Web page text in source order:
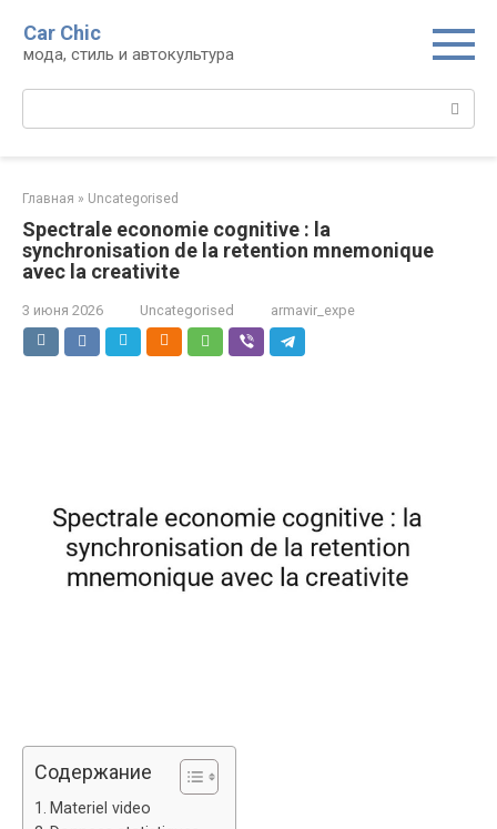
контенту
Car Chic
мода, стиль и автокультура
Поиск:
Главная » Uncategorised
Spectrale economie cognitive : la
synchronisation de la retention mnemonique
avec la creativite
3 июня 2026 Uncategorised armavir_expe
Содержание
Materiel video